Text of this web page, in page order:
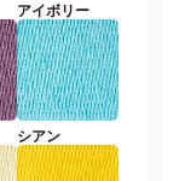
アイボリー
シアン